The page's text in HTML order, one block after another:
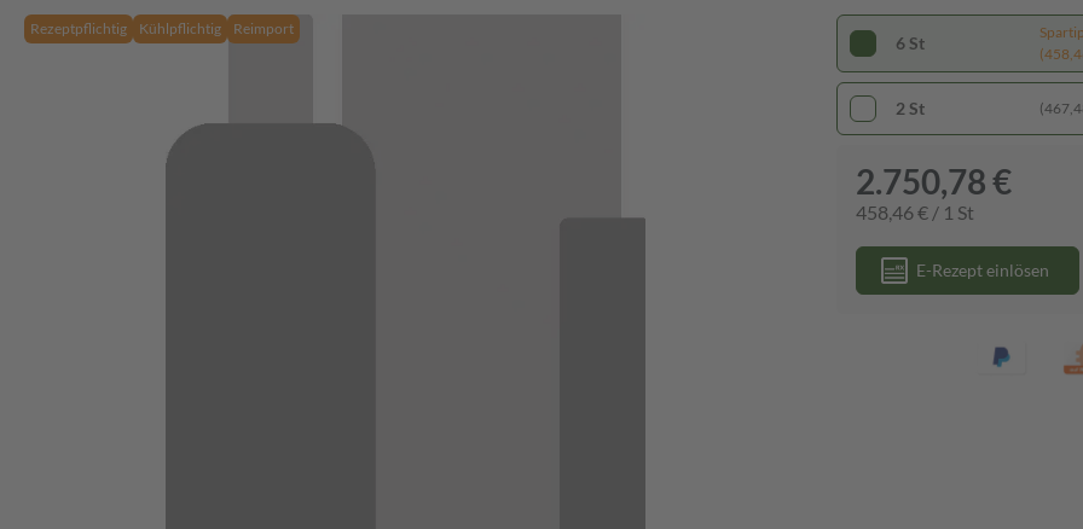
Rezeptpflichtig Kühlpflichtig Reimport
6 St
2 St
2.750,78 €
458,46 € / 1 St
E-Rezept einlösen